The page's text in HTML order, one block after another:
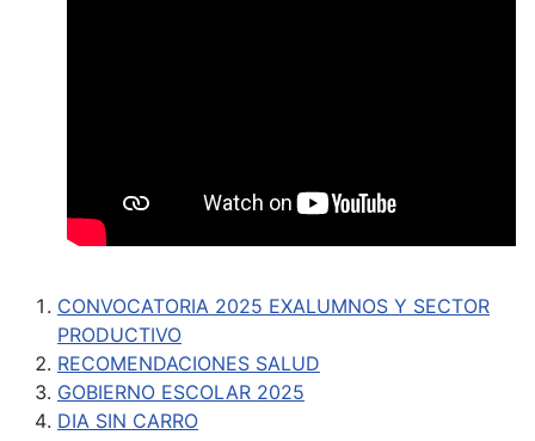
CONVOCATORIA 2025 EXALUMNOS Y SECTOR
PRODUCTIVO
RECOMENDACIONES SALUD
GOBIERNO ESCOLAR 2025
DIA SIN CARRO